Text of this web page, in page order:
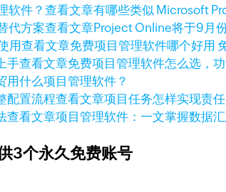
查看文章有哪些类似 Microsoft
查看文章Project Online将于9月
查看文章免费项目管理软件哪个好用
查看文章免费项目管理软件怎么选，
用什么项目管理软件？
查看文章项目任务怎样实现责
查看文章项目管理软件：一文掌握数据
3个永久免费账号